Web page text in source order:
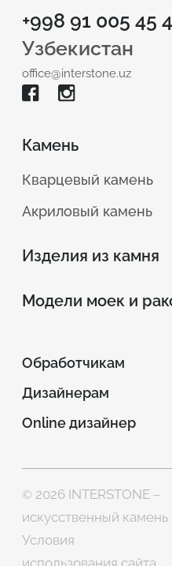
+998 91 005 45
Узбекистан
office@interstone.uz
Камень
Кварцевый камень
Акриловый камень
Изделия из камня
Модели моек и
Обработчикам
Дизайнерам
Online дизайнер
© 2026 INTERSTONE –
искусственный камень
Условия